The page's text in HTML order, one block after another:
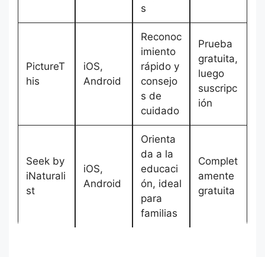
s
PictureT
his
iOS,
Android
Reconoc
imiento
rápido y
consejo
s de
cuidado
Prueba
gratuita,
luego
suscripc
ión
Seek by
iNaturali
st
iOS,
Android
Orienta
da a la
educaci
ón, ideal
para
familias
Complet
amente
gratuita